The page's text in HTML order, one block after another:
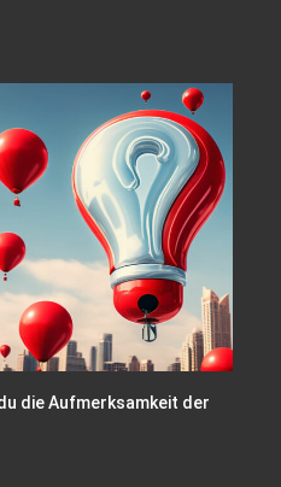
die Aufmerksamkeit der